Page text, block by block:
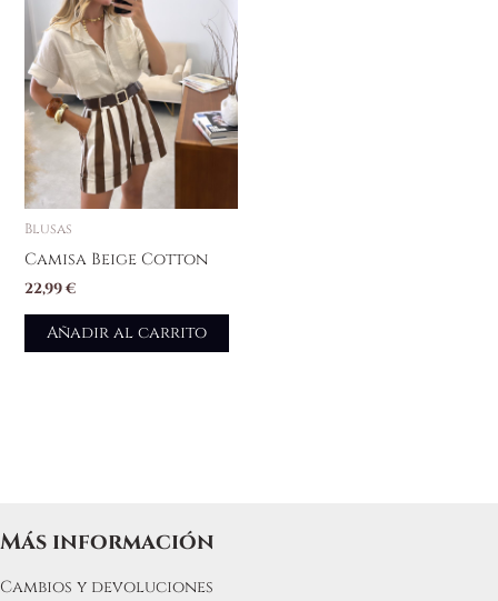
Blusas
Camisa Beige Cotton
22,99€
Añadir al carrito
Más información
Cambios y devoluciones